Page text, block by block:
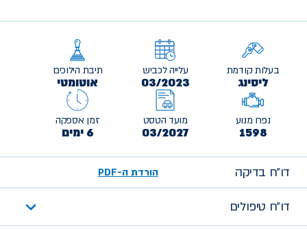
בעלות קודמת
ליסינג
עלייה לכביש
03/2023
תיבת הילוכים
אוטומטי
נפח מנוע
1598
מועד הטסט
03/2027
זמן אספקה
6 ימים
דו״ח בדיקה הורדת ה-PDF
דו״ח טיפולים